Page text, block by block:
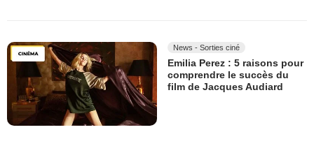
News - Sorties ciné
Emilia Perez : 5 raisons pour
comprendre le succès du
film de Jacques Audiard